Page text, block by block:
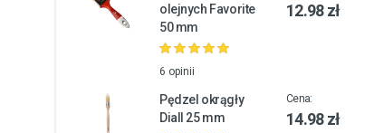
olejnych Favorite
50 mm
6 opinii
12.98 zł
Pędzel okrągły
Diall 25 mm
Cena:
14.98 zł